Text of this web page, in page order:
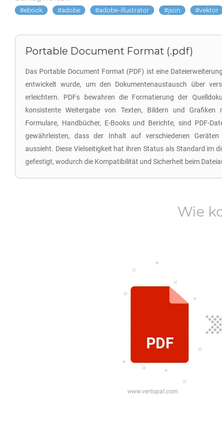
ebook adobe adobe-illustrator json vektor
Portable Document Format (.pdf)
Das Portable Document Format (PDF) ist eine
entwickelt wurde, um den Dokumentenaustausch über
erleichtern. PDFs bewahren die Formatierung der
konsistente Weitergabe von Texten, Bildern und
Formulare, Handbücher, E-Books und Berichte, sind PDF-
gewährleisten, dass der Inhalt auf verschiedenen
aussieht. Diese Vielseitigkeit hat ihren Status als Standard im
gefestigt, wodurch die Kompatibilität und Sicherheit beim
Wie